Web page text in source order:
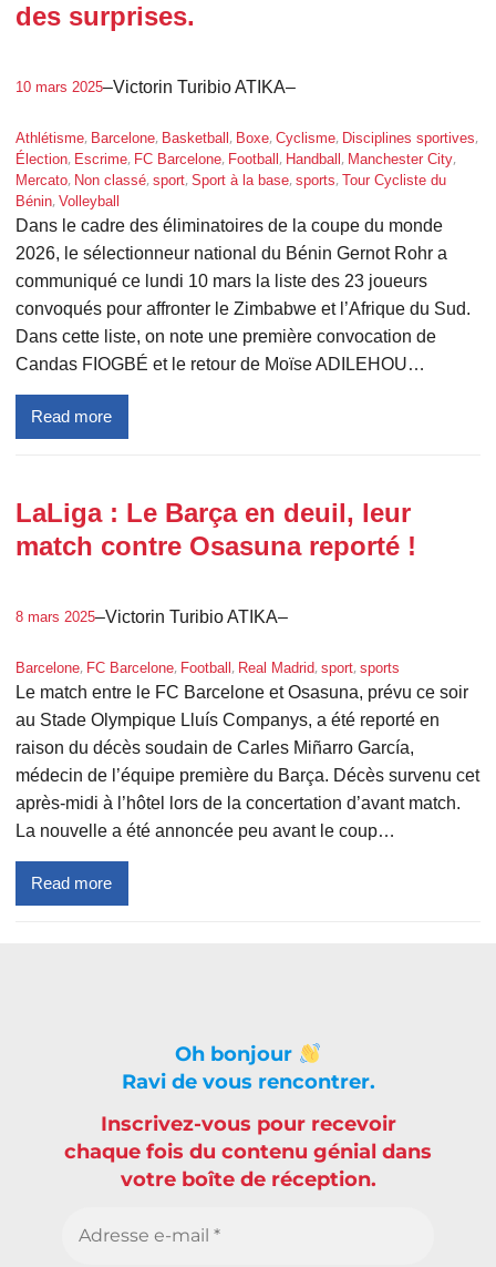
des surprises.
10 mars 2025–Victorin Turibio ATIKA–
Athlétisme, Barcelone, Basketball , Boxe, Cyclisme, Disciplines sportives ,
Élection, Escrime, FC Barcelone, Football , Handball , Manchester City ,
Mercato, Non classé, sport, Sport à la base, sports, Tour Cycliste du
Bénin, Volleyball
Dans le cadre des éliminatoires de la coupe du monde
2026, le sélectionneur national du Bénin Gernot Rohr a
communiqué ce lundi 10 mars la liste des 23 joueurs
convoqués pour affronter le Zimbabwe et l’Afrique du Sud.
Dans cette liste, on note une première convocation de
Candas FIOGBÉ et le retour de Moïse ADILEHOU…
Read more
LaLiga : Le Barça en deuil, leur
match contre Osasuna reporté !
8 mars 2025–Victorin Turibio ATIKA–
Barcelone, FC Barcelone, Football , Real Madrid, sport, sports
Le match entre le FC Barcelone et Osasuna, prévu ce soir
au Stade Olympique Lluís Companys, a été reporté en
raison du décès soudain de Carles Miñarro García,
médecin de l’équipe première du Barça. Décès survenu cet
après-midi à l’hôtel lors de la concertation d’avant match.
La nouvelle a été annoncée peu avant le coup…
Read more
Oh bonjour
Ravi de vous rencontrer.
Inscrivez-vous pour recevoir
chaque fois du contenu génial dans
votre boîte de réception.